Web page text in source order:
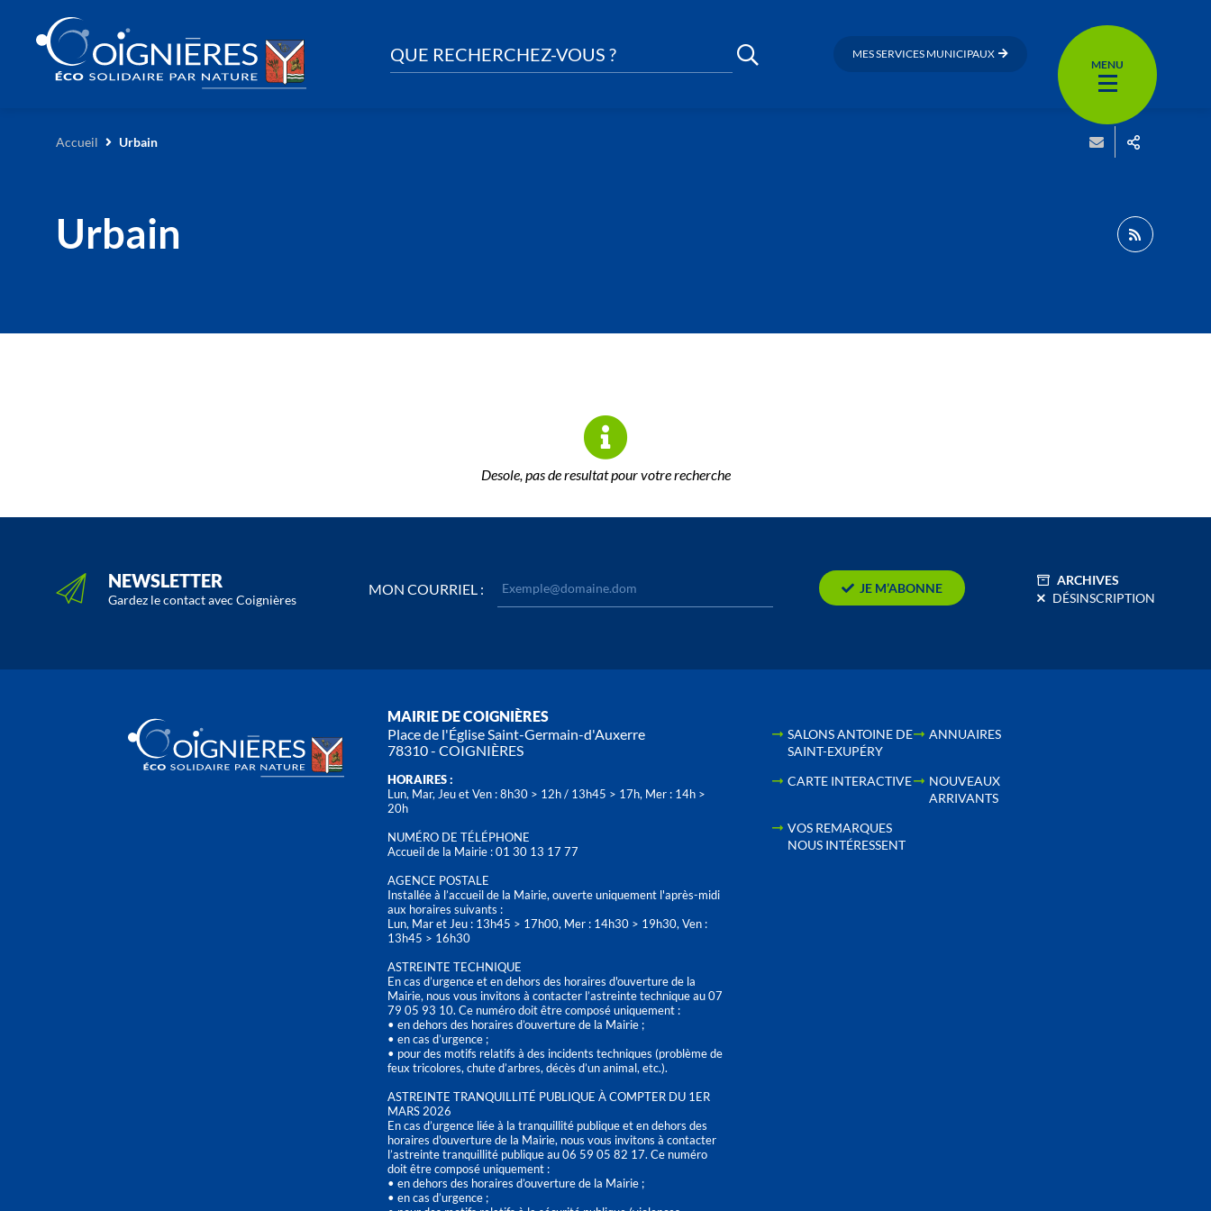
QUE RECHERCHEZ-VOUS ? MES SERVICES MUNICIPAUX
MENU
Accueil Urbain
Urbain
Desole, pas de resultat pour votre recherche
NEWSLETTER
Gardez le contact avec Coignières
MON COURRIEL : JE M’ABONNE
ARCHIVES
DÉSINSCRIPTION
MAIRIE DE COIGNIÈRES
Place de l'Église Saint-Germain-d'Auxerre
78310 - COIGNIÈRES
HORAIRES :
Lun, Mar, Jeu et Ven : 8h30 > 12h / 13h45 > 17h, Mer : 14h >
20h
NUMÉRO DE TÉLÉPHONE
Accueil de la Mairie : 01 30 13 17 77
AGENCE POSTALE
Installée à l’accueil de la Mairie, ouverte uniquement l'après-midi
aux horaires suivants :
Lun, Mar et Jeu : 13h45 > 17h00, Mer : 14h30 > 19h30, Ven :
13h45 > 16h30
ASTREINTE TECHNIQUE
En cas d’urgence et en dehors des horaires d'ouverture de la
Mairie, nous vous invitons à contacter l’astreinte technique au 07
79 05 93 10. Ce numéro doit être composé uniquement :
• en dehors des horaires d’ouverture de la Mairie ;
• en cas d’urgence ;
• pour des motifs relatifs à des incidents techniques (problème de
feux tricolores, chute d’arbres, décès d’un animal, etc.).
ASTREINTE TRANQUILLITÉ PUBLIQUE À COMPTER DU 1ER
MARS 2026
En cas d’urgence liée à la tranquillité publique et en dehors des
horaires d'ouverture de la Mairie, nous vous invitons à contacter
l’astreinte tranquillité publique au 06 59 05 82 17. Ce numéro
doit être composé uniquement :
• en dehors des horaires d’ouverture de la Mairie ;
• en cas d’urgence ;
SALONS ANTOINE DE
SAINT-EXUPÉRY
ANNUAIRES
CARTE INTERACTIVE
NOUVEAUX
ARRIVANTS
VOS REMARQUES
NOUS INTÉRESSENT